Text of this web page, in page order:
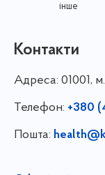
інше
Контакти
Адреса: 01001,
Телефон: +380
Пошта: